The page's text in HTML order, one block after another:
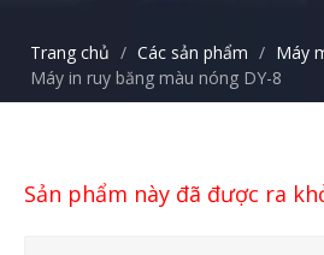
Trang chủ / Các sản phẩm / Máy
Máy in ruy băng màu nóng DY-8
Sản phẩm này đã được ra